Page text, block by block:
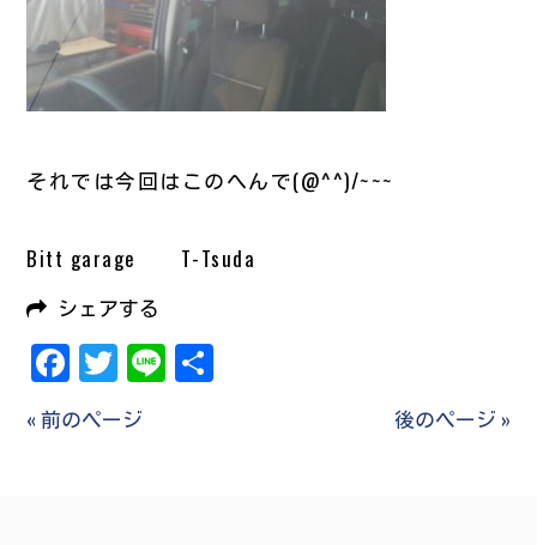
それでは今回はこのへんで(@^^)/~~~
Bitt garage T-Tsuda
シェアする
Facebook
Twitter
Line
« 前のページ 後のページ »